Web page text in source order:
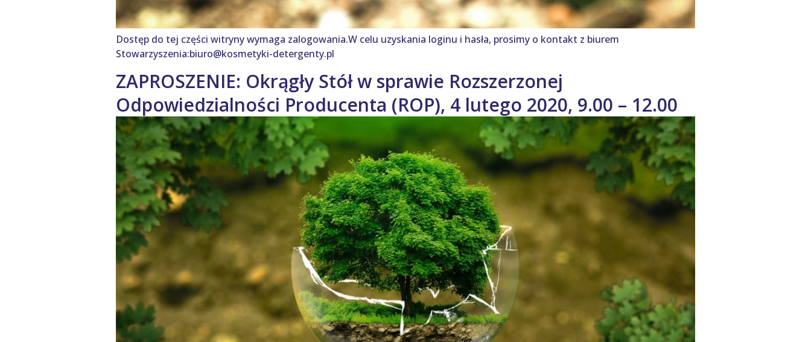
Dostęp do tej części witryny wymaga zalogowania.W celu uzyskania loginu i hasła, prosimy o kontakt z biurem
Stowarzyszenia:biuro@kosmetyki-detergenty.pl
ZAPROSZENIE: Okrągły Stół w sprawie Rozszerzonej
Odpowiedzialności Producenta (ROP), 4 lutego 2020, 9.00 – 12.00